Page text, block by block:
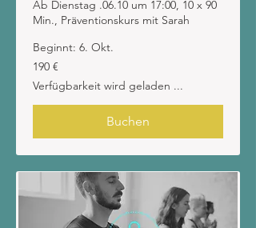
Ab Dienstag .06.10 um 17:00, 10 x 90
Min., Präventionskurs mit Sarah
Beginnt: 6. Okt.
190
Euro
190 €
Verfügbarkeit wird geladen ...
Buchen